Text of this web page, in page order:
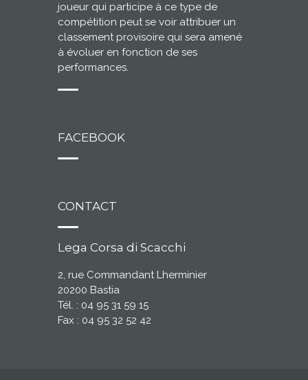
joueur qui participe à ce type de
compétition peut se voir attribuer un
classement provisoire qui sera amené
à évoluer en fonction de ses
performances.
FACEBOOK
CONTACT
Lega Corsa di Scacchi
2, rue Commandant Lherminier
20200 Bastia
Tél. : 04 95 31 59 15
Fax : 04 95 32 52 42